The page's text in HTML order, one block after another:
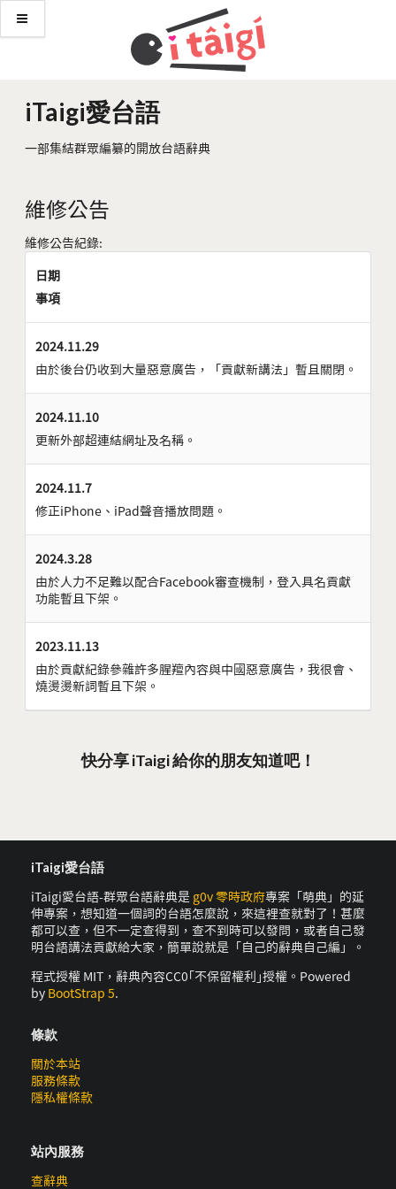
iTaigi愛台語
一部集結群眾編纂的開放台語辭典
維修公告
維修公告紀錄:
日期
事項
2024.11.29
由於後台仍收到大量惡意廣告，「貢獻新講法」暫且關閉。
2024.11.10
更新外部超連結網址及名稱。
2024.11.7
修正iPhone、iPad聲音播放問題。
2024.3.28
由於人力不足難以配合Facebook審查機制，登入具名貢獻
功能暫且下架。
2023.11.13
由於貢獻紀錄參雜許多腥羶內容與中國惡意廣告，我很會、
燒燙燙新詞暫且下架。
快分享 iTaigi 給你的朋友知道吧！
iTaigi愛台語
iTaigi愛台語-群眾台語辭典是 g0v 零時政府專案「萌典」的延
伸專案，想知道一個詞的台語怎麼說，來這裡查就對了！甚麼
都可以查，但不一定查得到，查不到時可以發問，或者自己發
明台語講法貢獻給大家，簡單說就是「自己的辭典自己編」。
程式授權 MIT，辭典內容CC0｢不保留權利｣授權。Powered
by BootStrap 5.
條款
關於本站
服務條款
隱私權條款
站內服務
查辭典